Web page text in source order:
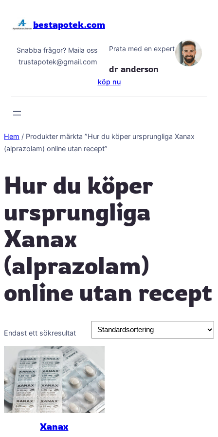
bestapotek.com
Snabba frågor? Maila oss
trustapotek@gmail.com
Prata med en expert
dr anderson
köp nu
Hem / Produkter märkta ”Hur du köper ursprungliga Xanax
(alprazolam) online utan recept”
Hur du köper
ursprungliga
Xanax
(alprazolam)
online utan recept
Endast ett sökresultat
Xanax